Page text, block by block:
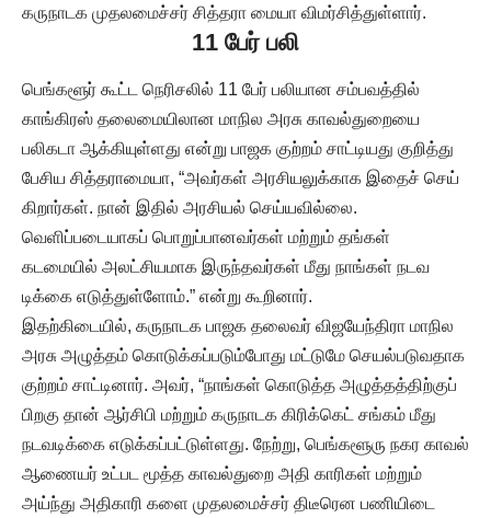
கருநாடக முதலமைச்சர் சித்தரா மையா விமர்சித்துள்ளார்.
11 பேர் பலி
பெங்களூர் கூட்ட நெரிசலில் 11 பேர் பலியான சம்பவத்தில்
காங்கிரஸ் தலைமையிலான மாநில அரசு காவல்துறையை
பலிகடா ஆக்கியுள்ளது என்று பாஜக குற்றம் சாட்டியது குறித்து
பேசிய சித்தராமையா, “அவர்கள் அரசியலுக்காக இதைச் செய்
கிறார்கள். நான் இதில் அரசியல் செய்யவில்லை.
வெளிப்படையாகப் பொறுப்பானவர்கள் மற்றும் தங்கள்
கடமையில் அலட்சியமாக இருந்தவர்கள் மீது நாங்கள் நடவ
டிக்கை எடுத்துள்ளோம்.” என்று கூறினார்.
இதற்கிடையில், கருநாடக பாஜக தலைவர் விஜயேந்திரா மாநில
அரசு அழுத்தம் கொடுக்கப்படும்போது மட்டுமே செயல்படுவதாக
குற்றம் சாட்டினார். அவர், “நாங்கள் கொடுத்த அழுத்தத்திற்குப்
பிறகு தான் ஆர்சிபி மற்றும் கருநாடக கிரிக்கெட் சங்கம் மீது
நடவடிக்கை எடுக்கப்பட்டுள்ளது. நேற்று, பெங்களூரு நகர காவல்
ஆணையர் உட்பட மூத்த காவல்துறை அதி காரிகள் மற்றும்
அய்ந்து அதிகாரி களை முதலமைச்சர் திடீரென பணியிடை